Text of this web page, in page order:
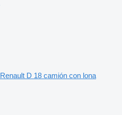
Renault D 18 camión con lona